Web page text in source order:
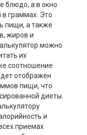
блюдо, а в окно
в граммах. Это
пищи, а также
жиров и
можно
их
соотношение
отображен
пищи, что
диеты.
и
приемах